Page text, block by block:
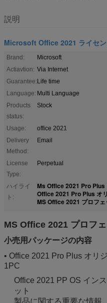
説明
Microsoft Office 2021 ライセン
Brand:
Microsoft
Actiavtion: Via Internet
Guarantee:Life time
Language: Multi Language
Products
status:
Stock
Usage:
office 2021
Delivery
Method:
Email
License
Type:
Perpetual
ハイライ
ト:
Ms Office 2021 Pro Plus
Office 2021 Pro Plus オ
MS Office 2021 プロフ
MS Office 2021 プロフ
小売用パッケージの内容
• Office 2021 Pro Plus オリ
1PC
Office 2021 PP OS イン
ット
製品に関する重要な情報